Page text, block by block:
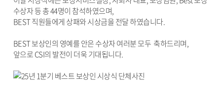
수상자 등 총 44명이 참석하였으며,
BEST 직원들에게 상패와 시상금을 전달 하였습니다.
BEST 보상인의 영예를 안은 수상자 여러분 모두 축하드리며,
앞으로 CSI의 발전이 더욱 기대됩니다.